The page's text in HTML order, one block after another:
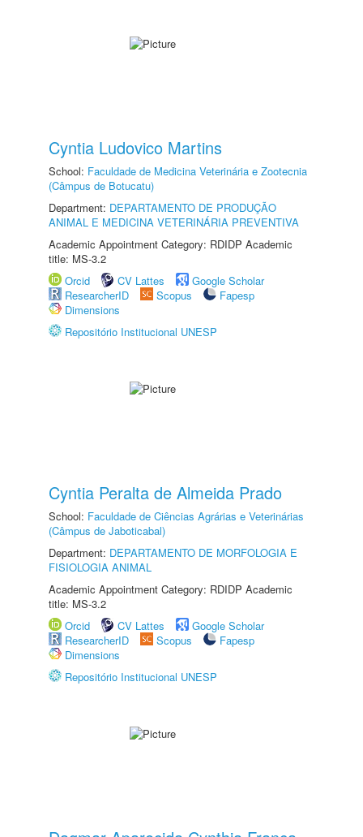
Cyntia Ludovico Martins
School: Faculdade de Medicina Veterinária e Zootecnia
(Câmpus de Botucatu)
Department: DEPARTAMENTO DE PRODUÇÃO
ANIMAL E MEDICINA VETERINÁRIA PREVENTIVA
Academic Appointment Category: RDIDP Academic
title: MS-3.2
Orcid
CV Lattes
Google Scholar
ResearcherID
Scopus
Fapesp
Dimensions
Repositório Institucional UNESP
Cyntia Peralta de Almeida Prado
School: Faculdade de Ciências Agrárias e Veterinárias
(Câmpus de Jaboticabal)
Department: DEPARTAMENTO DE MORFOLOGIA E
FISIOLOGIA ANIMAL
Academic Appointment Category: RDIDP Academic
title: MS-3.2
Orcid
CV Lattes
Google Scholar
ResearcherID
Scopus
Fapesp
Dimensions
Repositório Institucional UNESP